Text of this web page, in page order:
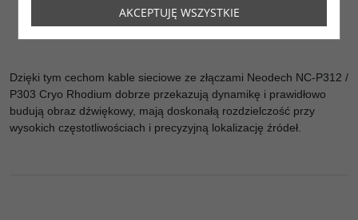
Międzynarodowa certyfikacja zgodnie z normami VDE, UL,
Dzięki tym cechom kable sieciowe ze złączami Neodech NC-P312 /
P303 Cryo Rhodium dobrze przekazują dynamikę i prawidłowo
budują obraz dźwiękowy, mają doskonałą rozdzielczość przy
wysokich częstotliwościach i precyzyjną lokalizację źródeł.
AKCEPTUJĘ WSZYSTKIE